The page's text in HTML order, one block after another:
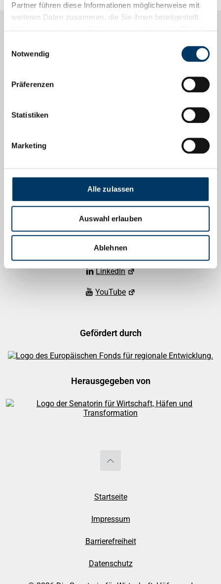
Partner führen diese Informationen möglicherweise mit
weiteren Daten zusammen, die Sie ihnen bereitgestellt
Notwendig
Präferenzen
Statistiken
Marketing
Alle zulassen
Auswahl erlauben
Ablehnen
Go Global! Bremen Business Talks
Menschen, Arbeit, Zukunft
Social Media
Facebook
Instagram
LinkedIn
YouTube
Gefördert durch
Herausgegeben von
Startseite
Impressum
Barrierefreiheit
Datenschutz